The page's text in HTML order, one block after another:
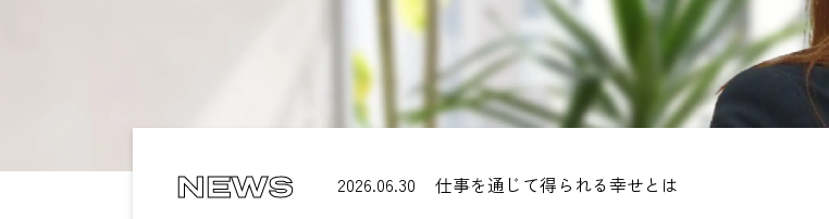
NEWS 2026.06.30 仕事を通じて得られる幸せとは